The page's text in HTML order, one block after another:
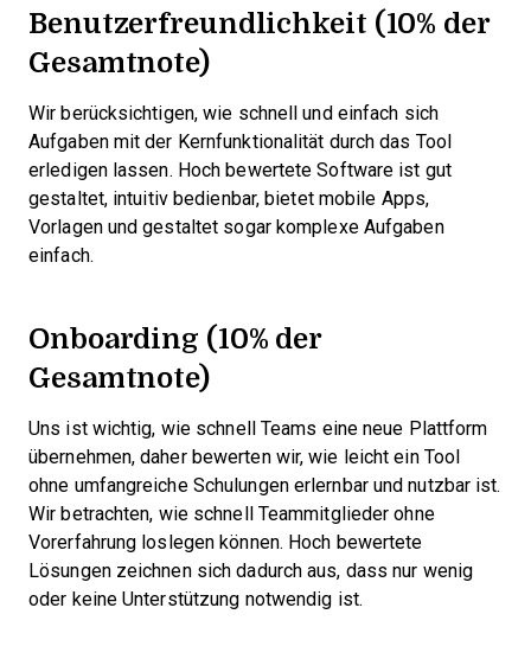
Benutzerfreundlichkeit (10% der
Gesamtnote)
Wir berücksichtigen, wie schnell und einfach sich
Aufgaben mit der Kernfunktionalität durch das Tool
erledigen lassen. Hoch bewertete Software ist gut
gestaltet, intuitiv bedienbar, bietet mobile Apps,
Vorlagen und gestaltet sogar komplexe Aufgaben
einfach.
Onboarding (10% der
Gesamtnote)
Uns ist wichtig, wie schnell Teams eine neue Plattform
übernehmen, daher bewerten wir, wie leicht ein Tool
ohne umfangreiche Schulungen erlernbar und nutzbar ist.
Wir betrachten, wie schnell Teammitglieder ohne
Vorerfahrung loslegen können. Hoch bewertete
Lösungen zeichnen sich dadurch aus, dass nur wenig
oder keine Unterstützung notwendig ist.